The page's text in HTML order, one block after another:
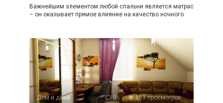
Важнейшим элементом любой спальни является матрас
– он оказывает прямое влияние на качество ночного
Дом и дача 0 863 просмотров